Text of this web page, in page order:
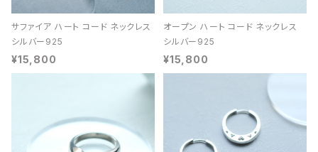
サファイア ハート コード ネックレス
シルバー925
¥15,800
オープン ハート コード ネックレス
シルバー925
¥15,800